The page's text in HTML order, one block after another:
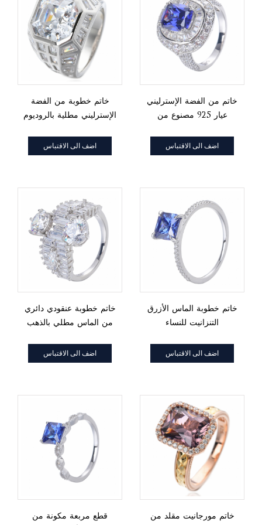
خاتم خطوبة من الفضة
الإسترليني مطلية بالروديوم
اضف الى الاقتباس
خاتم من الفضة الإسترليني
عيار 925 مصنوع من
المكعب
اضف الى الاقتباس
خاتم خطوبة عنقودي دائري
من الماس مطلي بالذهب
قيراطًا
اضف الى الاقتباس
خاتم خطوبة الماس الأزرق
التنزانيت للنساء
اضف الى الاقتباس
قطع مربعة مكونة من
خاتم مورجانيت مقلد من